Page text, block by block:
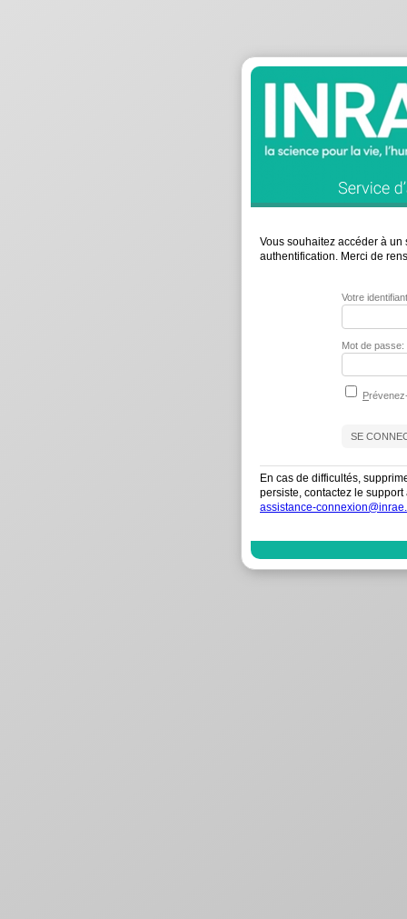
Vous souhaitez accéder à
authentification. Merci de
Votre
Mot de passe:
P
En cas de difficultés,
persiste, contactez le
assistance-